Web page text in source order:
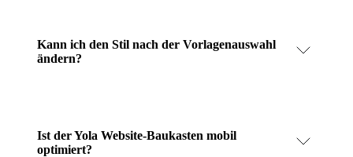
Kann ich den Stil nach der Vorlagenauswahl
ändern?
Ist der Yola Website-Baukasten mobil
optimiert?